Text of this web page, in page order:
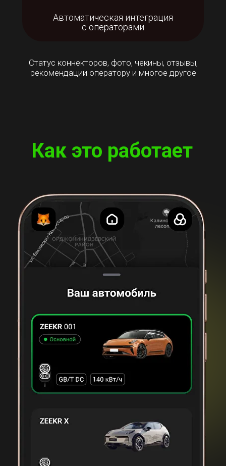
Статус коннекторов, фото, чекины, отзывы,
рекомендации оператору и многое другое
Автоматическая интеграция
с операторами
Как это работает